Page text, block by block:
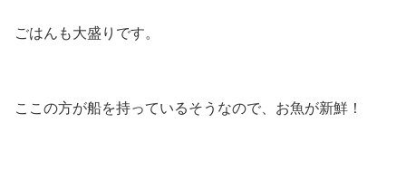
ごはんも大盛りです。
ここの方が船を持っているそうなので、お魚が新鮮！